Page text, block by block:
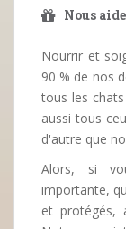
Nous
Nourrir et
90 % de nos
tous les
aussi tous
d'autre que
Alors, si
importante,
et protégés,